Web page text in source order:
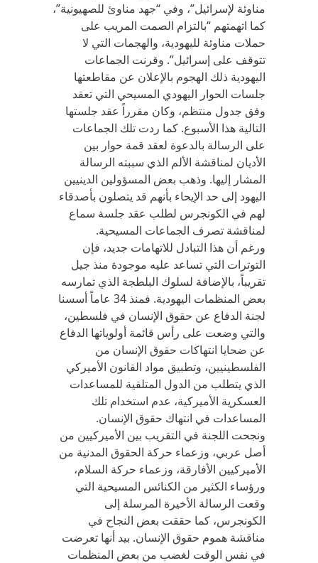
مناوئة لإسرائيل”، وفي “جهد مناوئ للصهيونية”،
كما اتهمتهم “بالتزام الصمت المريب على
حملات مناوئة لليهودية، والهجمات التي لا
تتوقف على إسرائيل”. وقرنت الجماعات
اليهودية ذلك الهجوم بالإعلان عن مقاطعتها
جلسات الحوار اليهودي المسيحي التي تعقد
وفق جدول منتظم، وكان مقرراً عقد جلستها
التالية هذا الأسبوع. كما ردت تلك الجماعات
على الرسالة بالدعوة لعقد قمة حوار بين
الأديان لمناقشة الألم الذي سببته الرسالة
المشار إليها. وذهب بعض المسؤولين الدينيين
اليهود إلى حد الإيحاء بأنهم قد يتصلون بأصدقاء
لهم في الكونجرس لطلب عقد جلسة سماع
لمناقشة تصرف الجماعات المسيحية.
ورغم أن هذا التبادل للاتهامات جديد، فإن
التوترات التي تساعد عليه موجودة منذ جيل
تقريباً، بالإضافة لسلوك البلطجة الذي تمارسه
بعض المنظمات اليهودية. فمنذ 34 عاماً أسسنا
لجنة الدفاع عن حقوق الإنسان في فلسطين،
والتي وضعت على رأس قائمة أولوياتها الدفاع
عن ضحايا انتهاكات حقوق الإنسان من
الفلسطينيين، وتطبيق مواد القانون الأميركي
الذي يتطلب من الدول المتلقية للمساعدات
العسكرية الأميركية، عدم استخدام تلك
المساعدات في انتهاك حقوق الإنسان.
ونجحت اللجنة في التقريب بين الأميركيين من
أصل عربي، وزعماء حركة الحقوق المدنية من
الأميركيين الأفارقة، وزعماء حركة السلام،
ورؤساء الكثير من الكنائس المسيحية التي
وقعت الرسالة الأخيرة المرسلة إلى
الكونجرس، كما حققت بعض النجاح في
مناقشة هموم حقوق الإنسان. بيد أنها تعرضت
في نفس الوقت لغضب من بعض المنظمات